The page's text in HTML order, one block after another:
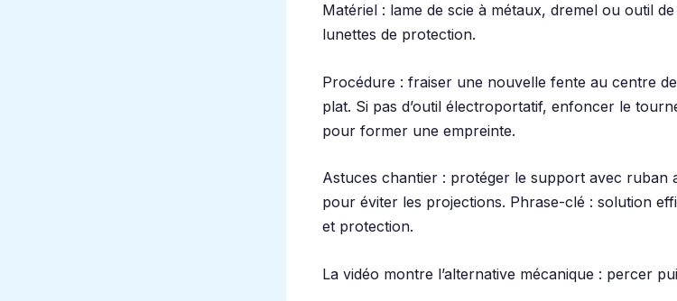
Matériel : lame de scie à métaux, dremel ou outil
lunettes de protection.
Procédure : fraiser une nouvelle fente au centre
plat. Si pas d’outil électroportatif, enfoncer le
pour former une empreinte.
Astuces chantier : protéger le support avec ruban
pour éviter les projections. Phrase-clé : solution
et protection.
La vidéo montre l’alternative mécanique : percer